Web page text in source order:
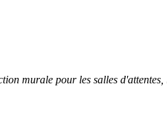
murale pour les salles d'attentes,